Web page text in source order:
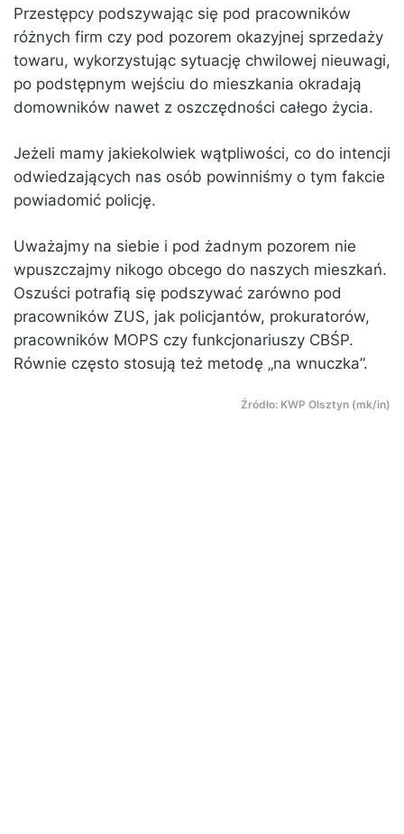
Przestępcy podszywając się pod pracowników
różnych firm czy pod pozorem okazyjnej sprzedaży
towaru, wykorzystując sytuację chwilowej nieuwagi,
po podstępnym wejściu do mieszkania okradają
domowników nawet z oszczędności całego życia.
Jeżeli mamy jakiekolwiek wątpliwości, co do intencji
odwiedzających nas osób powinniśmy o tym fakcie
powiadomić policję.
Uważajmy na siebie i pod żadnym pozorem nie
wpuszczajmy nikogo obcego do naszych mieszkań.
Oszuści potrafią się podszywać zarówno pod
pracowników ZUS, jak policjantów, prokuratorów,
pracowników MOPS czy funkcjonariuszy CBŚP.
Równie często stosują też metodę „na wnuczka”.
Źródło: KWP Olsztyn (mk/in)